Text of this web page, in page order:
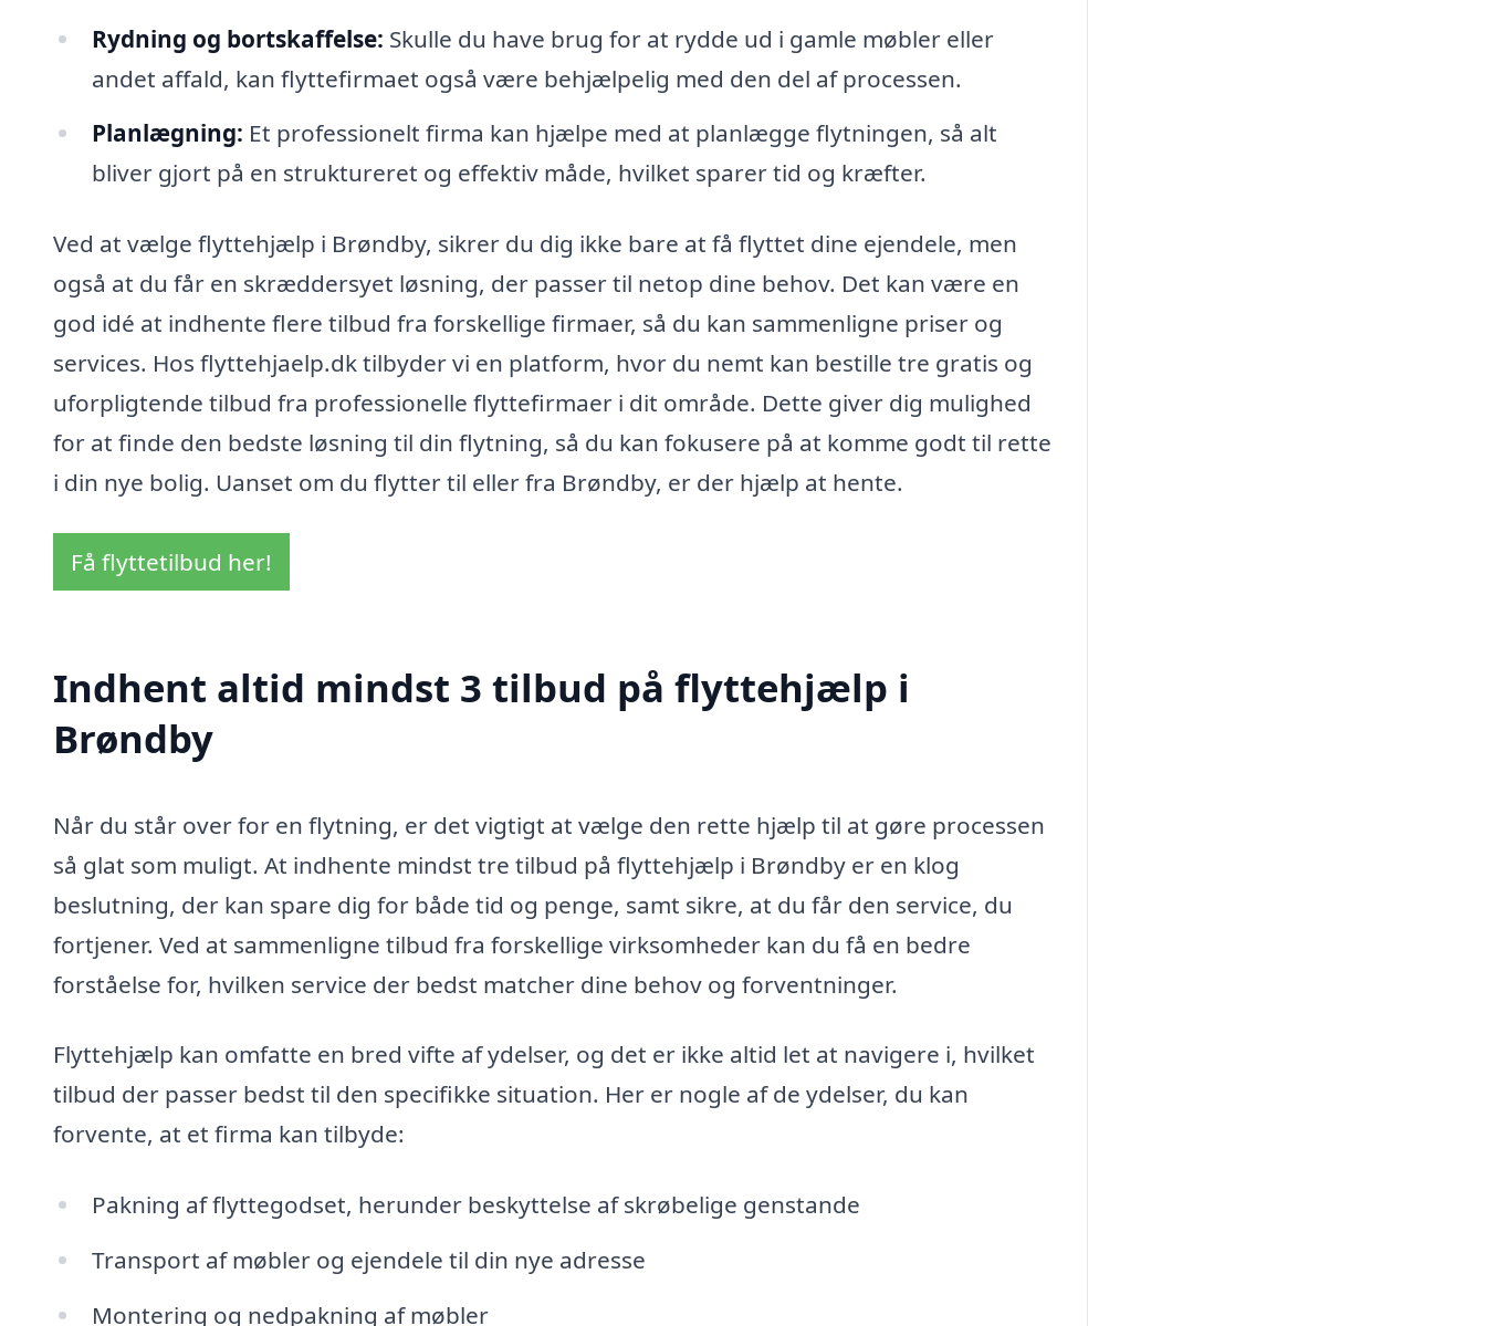
Rydning og bortskaffelse: Skulle du have brug for at rydde ud i gamle møbler eller
andet affald, kan flyttefirmaet også være behjælpelig med den del af processen.
Planlægning: Et professionelt firma kan hjælpe med at planlægge flytningen, så alt
bliver gjort på en struktureret og effektiv måde, hvilket sparer tid og kræfter.
Ved at vælge flyttehjælp i Brøndby, sikrer du dig ikke bare at få flyttet dine ejendele, men
også at du får en skræddersyet løsning, der passer til netop dine behov. Det kan være en
god idé at indhente flere tilbud fra forskellige firmaer, så du kan sammenligne priser og
services. Hos flyttehjaelp.dk tilbyder vi en platform, hvor du nemt kan bestille tre gratis og
uforpligtende tilbud fra professionelle flyttefirmaer i dit område. Dette giver dig mulighed
for at finde den bedste løsning til din flytning, så du kan fokusere på at komme godt til rette
i din nye bolig. Uanset om du flytter til eller fra Brøndby, er der hjælp at hente.
Få flyttetilbud her!
Indhent altid mindst 3 tilbud på flyttehjælp i
Brøndby
Når du står over for en flytning, er det vigtigt at vælge den rette hjælp til at gøre processen
så glat som muligt. At indhente mindst tre tilbud på flyttehjælp i Brøndby er en klog
beslutning, der kan spare dig for både tid og penge, samt sikre, at du får den service, du
fortjener. Ved at sammenligne tilbud fra forskellige virksomheder kan du få en bedre
forståelse for, hvilken service der bedst matcher dine behov og forventninger.
Flyttehjælp kan omfatte en bred vifte af ydelser, og det er ikke altid let at navigere i, hvilket
tilbud der passer bedst til den specifikke situation. Her er nogle af de ydelser, du kan
forvente, at et firma kan tilbyde:
Pakning af flyttegodset, herunder beskyttelse af skrøbelige genstande
Transport af møbler og ejendele til din nye adresse
Montering og nedpakning af møbler